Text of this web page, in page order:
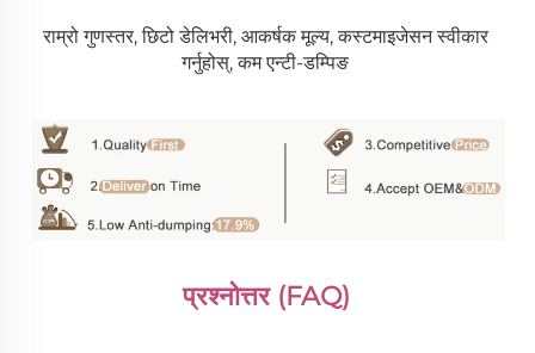
राम्रो गुणस्तर, छिटो डेलिभरी, आकर्षक मूल्य, कस्टमाइजेसन स्वीकार
गर्नुहोस्, कम एन्टी-डम्पिङ
प्रश्नोत्तर (FAQ)